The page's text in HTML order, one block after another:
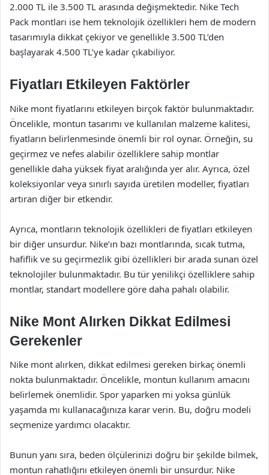
2.000 TL ile 3.500 TL arasında değişmektedir. Nike Tech
Pack montları ise hem teknolojik özellikleri hem de modern
tasarımıyla dikkat çekiyor ve genellikle 3.500 TL’den
başlayarak 4.500 TL’ye kadar çıkabiliyor.
Fiyatları Etkileyen Faktörler
Nike mont fiyatlarını etkileyen birçok faktör bulunmaktadır.
Öncelikle, montun tasarımı ve kullanılan malzeme kalitesi,
fiyatların belirlenmesinde önemli bir rol oynar. Örneğin, su
geçirmez ve nefes alabilir özelliklere sahip montlar
genellikle daha yüksek fiyat aralığında yer alır. Ayrıca, özel
koleksiyonlar veya sınırlı sayıda üretilen modeller, fiyatları
artıran diğer bir etkendir.
Ayrıca, montların teknolojik özellikleri de fiyatları etkileyen
bir diğer unsurdur. Nike’ın bazı montlarında, sıcak tutma,
hafiflik ve su geçirmezlik gibi özellikleri bir arada sunan özel
teknolojiler bulunmaktadır. Bu tür yenilikçi özelliklere sahip
montlar, standart modellere göre daha pahalı olabilir.
Nike Mont Alırken Dikkat Edilmesi
Gerekenler
Nike mont alırken, dikkat edilmesi gereken birkaç önemli
nokta bulunmaktadır. Öncelikle, montun kullanım amacını
belirlemek önemlidir. Spor yaparken mi yoksa günlük
yaşamda mı kullanacağınıza karar verin. Bu, doğru modeli
seçmenize yardımcı olacaktır.
Bunun yanı sıra, beden ölçülerinizi doğru bir şekilde bilmek,
montun rahatlığını etkileyen önemli bir unsurdur. Nike